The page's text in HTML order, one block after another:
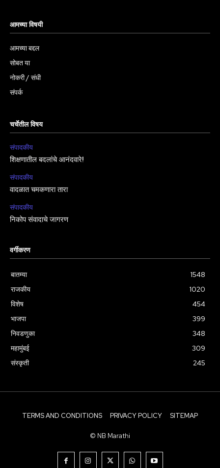
आमच्या विषयी
आमच्या बद्दल
सोबत या
नोकरी / संधी
संपर्क
चर्चेतील विषय
संपादकीय
शिक्षणातील बदलांचे आनंदवारे!
संपादकीय
वादळात चमकणारा तारा
संपादकीय
निकोप संवादाचे जागरण
वर्गीकरण
बातम्या
1548
राजकीय
1020
विशेष
454
भाजपा
399
निवडणुका
348
महामुंबई
309
संस्कृती
245
TERMS AND CONDITIONS PRIVACY POLICY SITEMAP
© NB Marathi